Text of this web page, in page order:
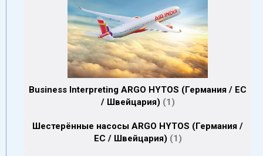
Business Interpreting ARGO HYTOS (Германия / EC
/ Швейцария)
1
Шестерённые насосы ARGO HYTOS (Германия /
EC / Швейцария)
1